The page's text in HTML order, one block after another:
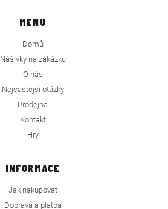
MENU
Domů
Nášivky na zákázku
O nás
Nejčastější otázky
Prodejna
Kontakt
Hry
INFORMACE
Jak nakupovat
Doprava a platba